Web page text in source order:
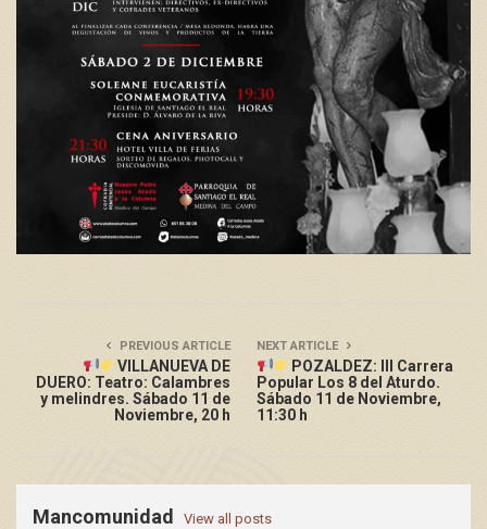
PREVIOUS ARTICLE
VILLANUEVA DE
DUERO: Teatro: Calambres
y melindres. Sábado 11 de
Noviembre, 20 h
NEXT ARTICLE
POZALDEZ: III Carrera
Popular Los 8 del Aturdo.
Sábado 11 de Noviembre,
11:30 h
Mancomunidad View all posts